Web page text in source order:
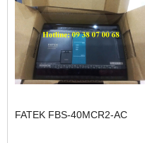
FATEK FBS-40MCR2-AC